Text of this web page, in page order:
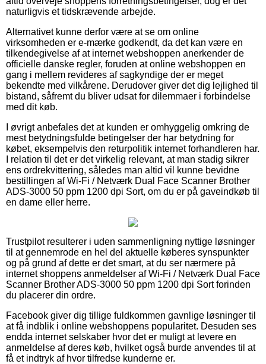
naturligvis et tidskrævende arbejde.
Alternativet kunne derfor være at se om online
virksomheden er e-mærke godkendt, da det kan være en
tilkendegivelse af at internet webshoppen anerkender de
officielle danske regler, foruden at online webshoppen en
gang i mellem revideres af sagkyndige der er meget
bekendte med vilkårene. Derudover giver det dig lejlighed til
bistand, såfremt du bliver udsat for dilemmaer i forbindelse
med dit køb.
I øvrigt anbefales det at kunden er omhyggelig omkring de
mest betydningsfulde betingelser der har betydning for
købet, eksempelvis den returpolitik internet forhandleren har.
I relation til det er det virkelig relevant, at man stadig sikrer
ens ordrekvittering, således man altid vil kunne bevidne
bestillingen af Wi-Fi / Netværk Dual Face Scanner Brother
ADS-3000 50 ppm 1200 dpi Sort, om du er på gaveindkøb til
en dame eller herre.
Trustpilot resulterer i uden sammenligning nyttige løsninger
til at gennemrode en hel del aktuelle køberes synspunkter
og på grund af dette er det smart, at du ser nærmere på
internet shoppens anmeldelser af Wi-Fi / Netværk Dual Face
Scanner Brother ADS-3000 50 ppm 1200 dpi Sort forinden
du placerer din ordre.
Facebook giver dig tillige fuldkommen gavnlige løsninger til
at få indblik i online webshoppens popularitet. Desuden ses
endda internet selskaber hvor det er muligt at levere en
anmeldelse af deres køb, hvilket også burde anvendes til at
få et indtryk af hvor tilfredse kunderne er.